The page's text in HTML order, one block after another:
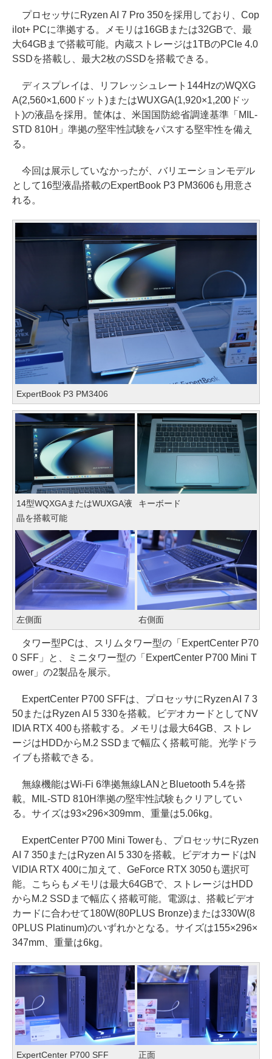
プロセッサにRyzen AI 7 Pro 350を採用しており、Cop
ilot+ PCに準拠する。メモリは16GBまたは32GBで、最
大64GBまで搭載可能。内蔵ストレージは1TBのPCIe 4.0
SSDを搭載し、最大2枚のSSDを搭載できる。
ディスプレイは、リフレッシュレート144HzのWQXG
A(2,560×1,600ドット)またはWUXGA(1,920×1,200ドッ
ト)の液晶を採用。筐体は、米国国防総省調達基準「MIL-
STD 810H」準拠の堅牢性試験をパスする堅牢性を備え
る。
今回は展示していなかったが、バリエーションモデル
として16型液晶搭載のExpertBook P3 PM3606も用意さ
れる。
ExpertBook P3 PM3406
14型WQXGAまたはWUXGA液
晶を搭載可能
キーボード
左側面 右側面
タワー型PCは、スリムタワー型の「ExpertCenter P70
0 SFF」と、ミニタワー型の「ExpertCenter P700 Mini T
ower」の2製品を展示。
ExpertCenter P700 SFFは、プロセッサにRyzen AI 7 3
50またはRyzen AI 5 330を搭載。ビデオカードとしてNV
IDIA RTX 400も搭載する。メモリは最大64GB、ストレ
ージはHDDからM.2 SSDまで幅広く搭載可能。光学ドラ
イブも搭載できる。
無線機能はWi-Fi 6準拠無線LANとBluetooth 5.4を搭
載。MIL-STD 810H準拠の堅牢性試験もクリアしてい
る。サイズは93×296×309mm、重量は5.06kg。
ExpertCenter P700 Mini Towerも、プロセッサにRyzen
AI 7 350またはRyzen AI 5 330を搭載。ビデオカードはN
VIDIA RTX 400に加えて、GeForce RTX 3050も選択可
能。こちらもメモリは最大64GBで、ストレージはHDD
からM.2 SSDまで幅広く搭載可能。電源は、搭載ビデオ
カードに合わせて180W(80PLUS Bronze)または330W(8
0PLUS Platinum)のいずれかとなる。サイズは155×296×
347mm、重量は6kg。
ExpertCenter P700 SFF 正面